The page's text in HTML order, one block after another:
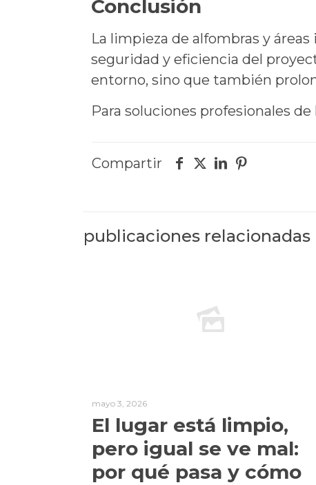
Conclusión
La limpieza de alfombras y
seguridad y eficiencia del
entorno, sino que también
Para soluciones profesionales
Compartir
publicaciones relacionadas
mayo 3, 2026
El lugar está limpio,
pero igual se ve mal:
por qué pasa y cómo